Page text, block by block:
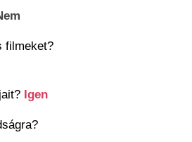
filmeket?
Igen